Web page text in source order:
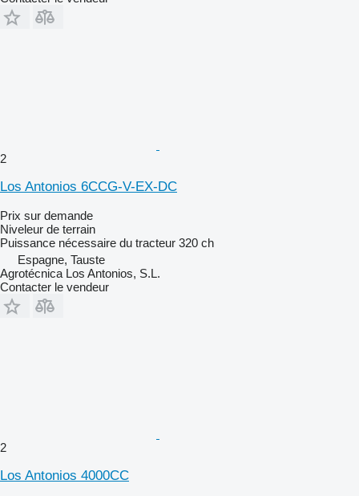
2
Los Antonios 6CCG-V-EX-DC
Prix sur demande
Niveleur de terrain
Puissance nécessaire du tracteur 320 ch
Espagne, Tauste
Agrotécnica Los Antonios, S.L.
Contacter le vendeur
2
Los Antonios 4000CC